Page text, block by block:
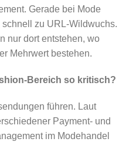
Gerade bei Mode
zu URL-Wildwuchs.
nur dort entstehen, wo
Mehrwert bestehen.
Bereich so kritisch?
führen. Laut
Payment- und
im Modehandel